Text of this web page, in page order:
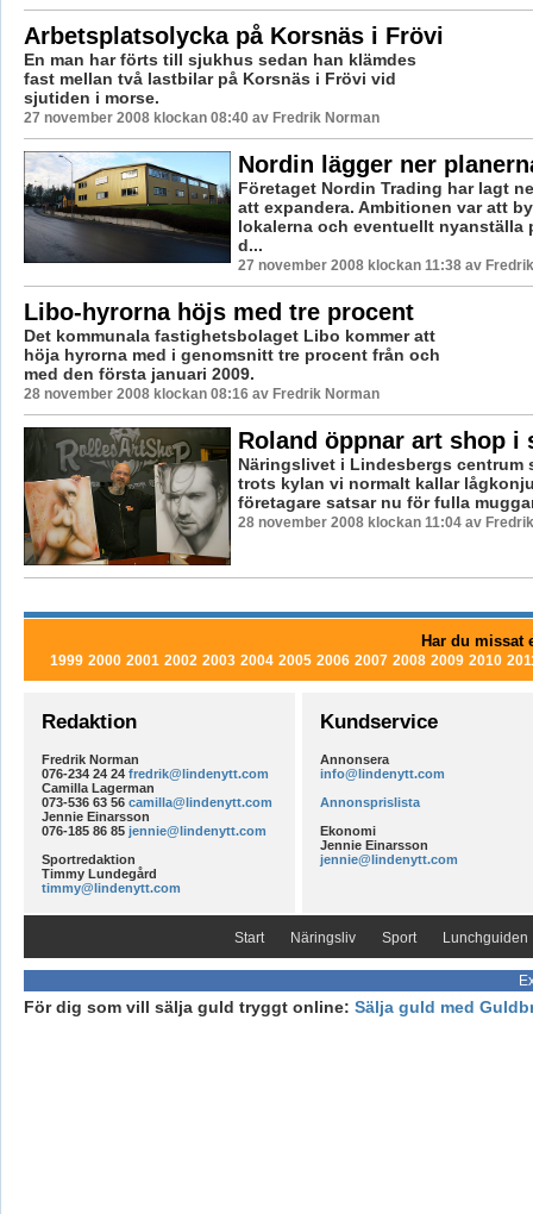
Arbetsplatsolycka på Korsnäs i Frövi
En man har förts till sjukhus sedan han klämdes
fast mellan två lastbilar på Korsnäs i Frövi vid
sjutiden i morse.
27 november 2008 klockan 08:40 av Fredrik Norman
Nordin lägger ner
Företaget Nordin Trading har lagt
att expandera. Ambitionen var att
lokalerna och eventuellt nyanställa
d...
27 november 2008 klockan 11:38 av
Libo-hyrorna höjs med tre procent
Det kommunala fastighetsbolaget Libo kommer att
höja hyrorna med i genomsnitt tre procent från och
med den första januari 2009.
28 november 2008 klockan 08:16 av Fredrik Norman
Roland öppnar art shop i
Näringslivet i Lindesbergs centrum
trots kylan vi normalt kallar
företagare satsar nu för fulla
28 november 2008 klockan 11:04 av
Har du missat
1999 2000 2001 2002 2003 2004 2005 2006 2007 2008 2009 2010
Redaktion
Fredrik Norman
076-234 24 24 fredrik@lindenytt.com
Camilla Lagerman
073-536 63 56 camilla@lindenytt.com
Jennie Einarsson
076-185 86 85 jennie@lindenytt.com
Sportredaktion
Timmy Lundegård
timmy@lindenytt.com
Kundservice
Annonsera
info@lindenytt.com
Annonsprislista
Ekonomi
Jennie Einarsson
jennie@lindenytt.com
Start Näringsliv Sport Lunchguiden
För dig som vill sälja guld tryggt online: Sälja guld med